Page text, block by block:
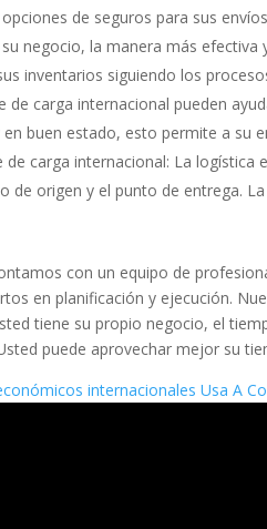
de seguros para sus
negocio, la manera más
inventarios siguiendo los
de carga internacional pueden
buen estado, esto permite a su
carga internacional: La logística
de origen y el punto de entrega.
con un equipo de
en planificación y ejecución.
tiene su propio negocio, el
puede aprovechar mejor su
internacionales Usa A